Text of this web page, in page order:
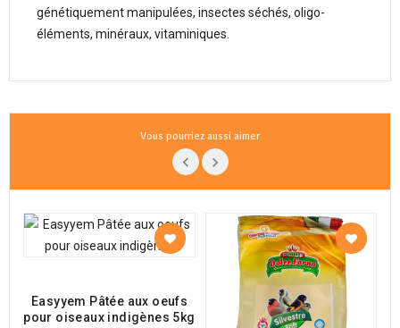
génétiquement manipulées, insectes séchés, oligo-
éléments, minéraux, vitaminiques.
Vous pourriez aussi aimer
Easyyem Pâtée aux oeufs
pour oiseaux indigènes 5kg